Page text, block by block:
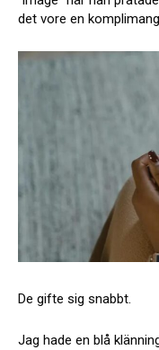
det vore en
De gifte sig snabbt.
Jag hade en blå